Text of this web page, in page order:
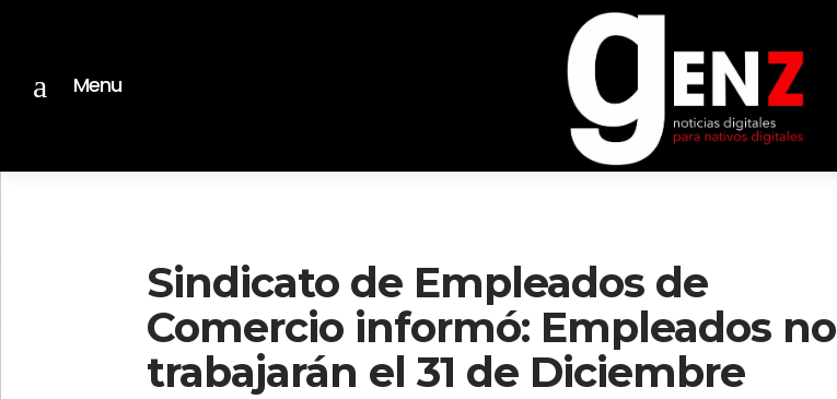
a Menu
Sindicato de Empleados de
Comercio informó: Empleados no
trabajarán el 31 de Diciembre